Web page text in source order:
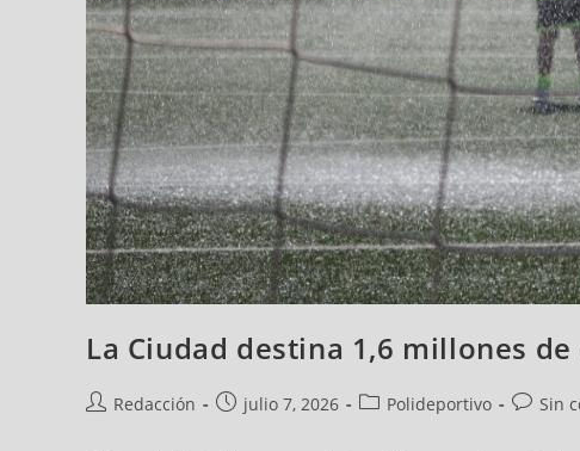
La Ciudad destina 1,6 millones de
Redacción julio 7, 2026 Polideportivo Sin